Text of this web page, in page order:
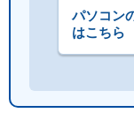
パソコン
はこちら